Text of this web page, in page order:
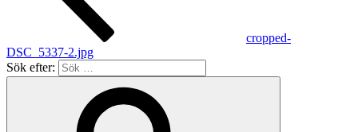
cropped-
DSC_5337-2.jpg
Sök efter: